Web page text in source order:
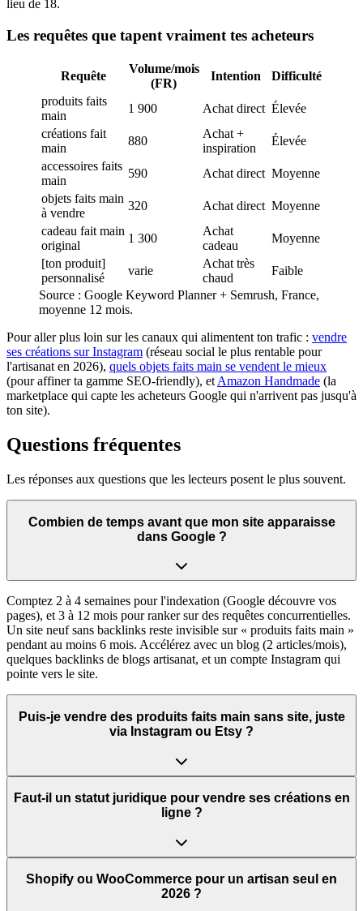
lieu de 18.
Les requêtes que tapent vraiment tes acheteurs
Requête
Volume/mois
(FR)
Intention
Difficulté
produits faits
main
1 900 Achat direct Élevée
créations fait
main
880
Achat +
inspiration
Élevée
accessoires faits
main
590 Achat direct Moyenne
objets faits main
à vendre
320 Achat direct Moyenne
cadeau fait main
original
1 300
Achat
cadeau
Moyenne
[ton produit]
personnalisé
varie
Achat très
chaud
Faible
Source : Google Keyword Planner + Semrush, France,
moyenne 12 mois.
Pour aller plus loin sur les canaux qui alimentent ton trafic : vendre
ses créations sur Instagram (réseau social le plus rentable pour
l'artisanat en 2026), quels objets faits main se vendent le mieux
(pour affiner ta gamme SEO-friendly), et Amazon Handmade (la
marketplace qui capte les acheteurs Google qui n'arrivent pas jusqu'à
ton site).
Questions fréquentes
Les réponses aux questions que les lecteurs posent le plus souvent.
Combien de temps avant que mon site apparaisse
dans Google ?
Comptez 2 à 4 semaines pour l'indexation (Google découvre vos
pages), et 3 à 12 mois pour ranker sur des requêtes concurrentielles.
Un site neuf sans backlinks reste invisible sur « produits faits main »
pendant au moins 6 mois. Accélérez avec un blog (2 articles/mois),
quelques backlinks de blogs artisanat, et un compte Instagram qui
pointe vers le site.
Puis-je vendre des produits faits main sans site, juste
via Instagram ou Etsy ?
Faut-il un statut juridique pour vendre ses créations en
ligne ?
Shopify ou WooCommerce pour un artisan seul en
2026 ?